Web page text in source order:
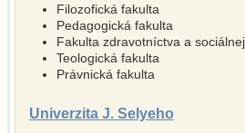
Filozofická fakulta
Pedagogická fakulta
Fakulta zdravotníctva a
Teologická fakulta
Právnická fakulta
Univerzita J. Selyeho